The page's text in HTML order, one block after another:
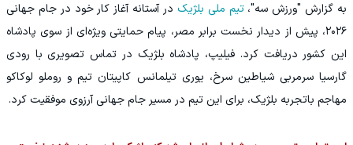
به گزارش "ورزش سه"،تیم ملی بلژیک در آستانه آغاز کار خود در جام جهانی
۲۰۲۶، پیش از دیدار نخست برابر مصر، پیام حمایتی ویژه‌ای از سوی پادشاه
این کشور دریافت کرد. فیلیپ، پادشاه بلژیک در تماس تصویری با رودی
گارسیا سرمربی شیاطین سرخ، یوری تیلمانس کاپیتان تیم و روملو لوکاکو
مهاجم باتجربه بلژیک، برای این تیم در مسیر جام جهانی آرزوی موفقیت کرد.